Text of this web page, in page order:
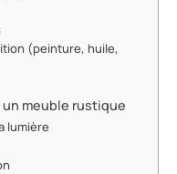
(peinture, huile,
meuble rustique
lumière